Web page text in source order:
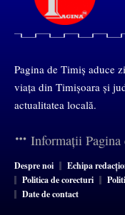
Pagina de Timiș aduce
viața din Timișoara și
actualitatea locală.
Informații
Despre noi Echipa
Politica de corecturi
Date de contact